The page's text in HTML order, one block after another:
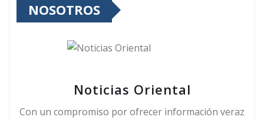
NOSOTROS
Noticias Oriental
Con un compromiso por ofrecer información veraz